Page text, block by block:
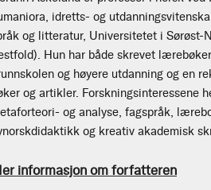
idretts- og
og litteratur, Universitetet i Sørøst-
Hun har både skrevet
og høyere utdanning og en
og artikler. Forskningsinteressene
og analyse, fagspråk,
og kreativ akademisk
informasjon om forfatteren